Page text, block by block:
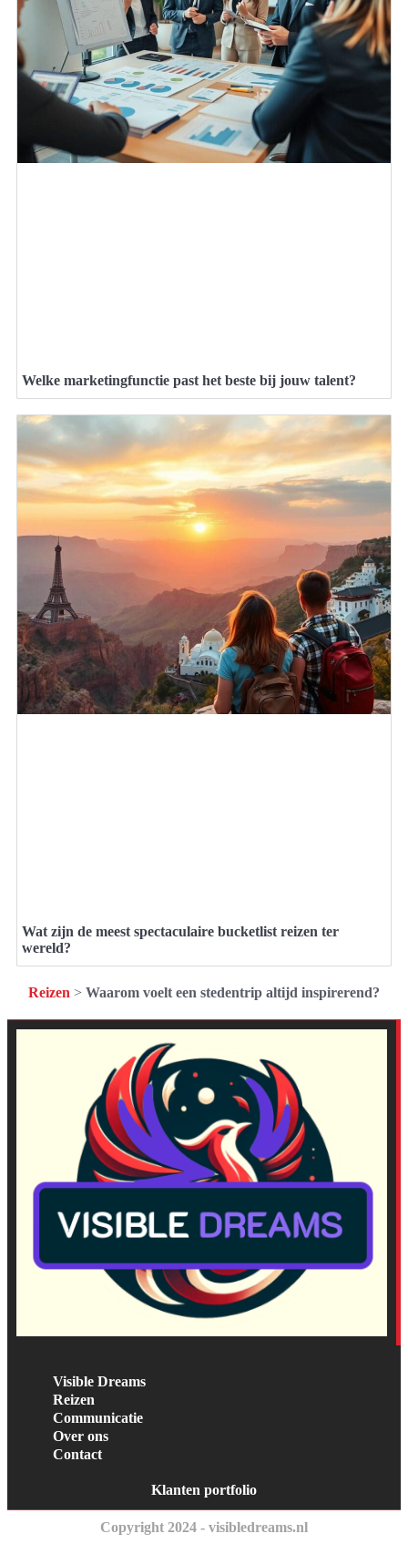
Welke marketingfunctie past het beste bij jouw talent?
Wat zijn de meest spectaculaire bucketlist reizen ter
wereld?
Reizen > Waarom voelt een stedentrip altijd inspirerend?
Visible Dreams
Reizen
Communicatie
Over ons
Contact
Klanten portfolio
Copyright 2024 - visibledreams.nl